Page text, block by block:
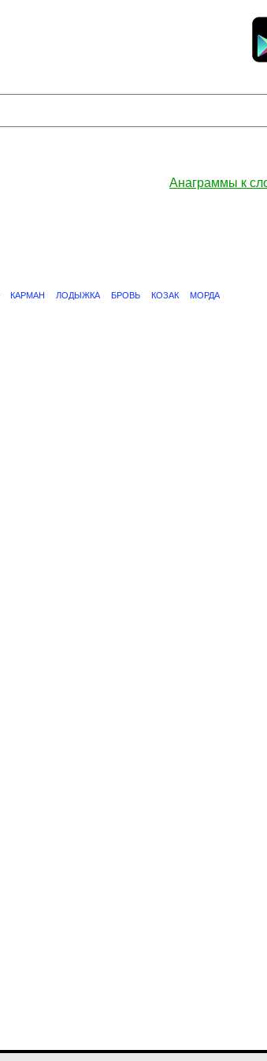
Анаграммы к
КАРМАН ЛОДЫЖКА БРОВЬ КОЗАК МОРДА